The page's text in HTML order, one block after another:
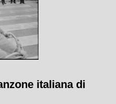
italiana di